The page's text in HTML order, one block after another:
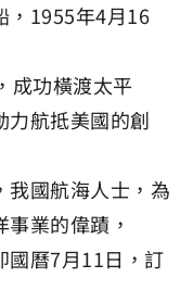
，1955年4月16
成功橫渡太平
力航抵美國的創
我國航海人士，為
業的偉蹟，
國曆7月11日，訂